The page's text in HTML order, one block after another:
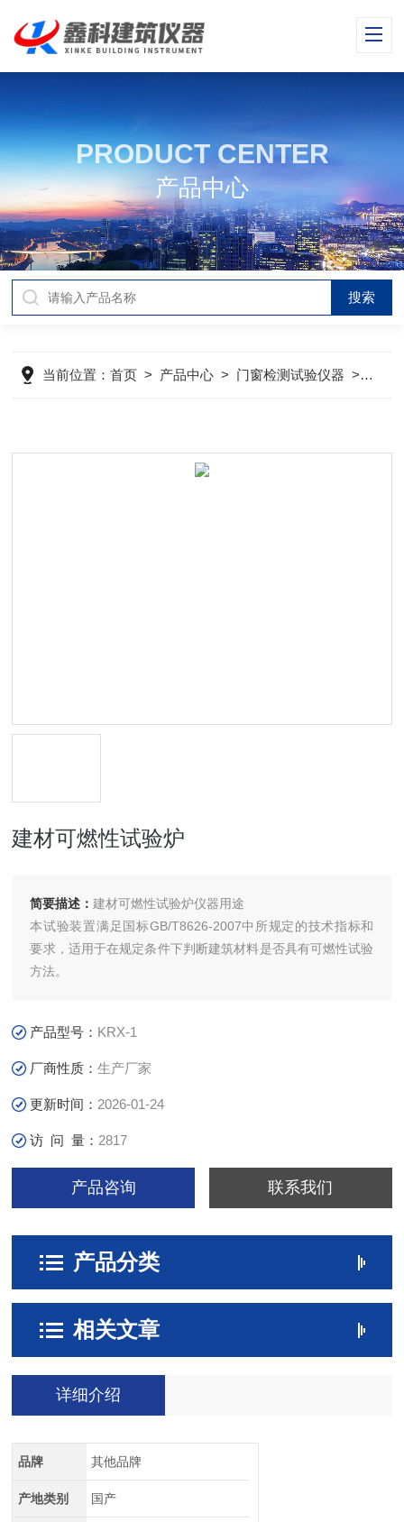
PRODUCT CENTER
产品中心
当前位置：首页 > 产品中心 > 门窗检测试验仪器 > 建筑
建材可燃性试验炉
简要描述：建材可燃性试验炉仪器用途
本试验装置满足国标GB/T8626-2007中所规定的技术指标和
要求，适用于在规定条件下判断建筑材料是否具有可燃性试验
方法。
产品型号： KRX-1
厂商性质：生产厂家
更新时间： 2026-01-24
访 问 量： 2817
产品咨询 联系我们
产品分类
相关文章
详细介绍
品牌 其他品牌
产地类别 国产